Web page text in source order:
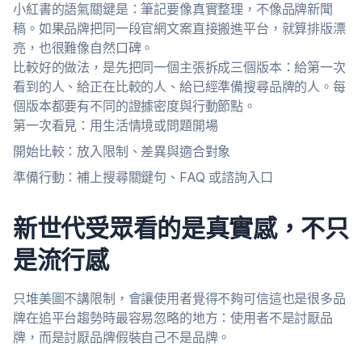
小紅書的語氣關鍵是：筆記要像真實整理，不像品牌新聞
稿。如果品牌把同一段官網文案直接搬進平台，就算排版漂
亮，也很難像自然口碑。
比較好的做法，是先把同一個主張拆成三個版本：給第一次
看到的人、給正在比較的人、給已經準備搜尋品牌的人。每
個版本都要有不同的證據密度與行動節點。
第一次看見：用生活情境或問題開場
開始比較：放入限制、差異與適合對象
準備行動：補上搜尋關鍵句、FAQ 或諮詢入口
新世代受眾看的是真實感，不只
是流行感
只堆美圖不講限制，會讓使用者覺得不夠可信這也是很多品
牌在追平台趨勢時最容易忽略的地方：使用者不是討厭品
牌，而是討厭品牌假裝自己不是品牌。